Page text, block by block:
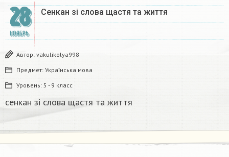
28
НОЯБРЬ
Сенкан зi слова щастя та життя
Автор: vakulikolya998
Предмет: Українська мова
Уровень: 5 - 9 класс
сенкан зi слова щастя та життя